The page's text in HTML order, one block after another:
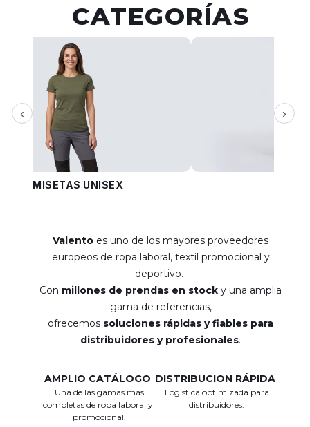
CATEGORÍAS
‹
CAMISETAS UNISEX
›
Valento es uno de los mayores proveedores
europeos de ropa laboral, textil promocional y
deportivo.
Con millones de prendas en stock y una amplia
gama de referencias,
ofrecemos soluciones rápidas y fiables para
distribuidores y profesionales.
AMPLIO CATÁLOGO
Una de las gamas más
completas de ropa laboral y
promocional.
DISTRIBUCION RÁPIDA
Logística optimizada para
distribuidores.